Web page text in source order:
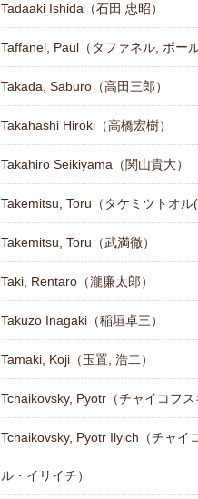
Tadaaki Ishida（石田 忠昭）
Taffanel, Paul（タファネル, ポール
Takada, Saburo（高田三郎）
Takahashi Hiroki（高橋宏樹）
Takahiro Seikiyama（関山貴大）
Takemitsu, Toru（タケミツトオル(
Takemitsu, Toru（武満徹）
Taki, Rentaro（瀧廉太郎）
Takuzo Inagaki（稲垣卓三）
Tamaki, Koji（玉置, 浩二）
Tchaikovsky, Pyotr（チャイコフス
Tchaikovsky, Pyotr Ilyich（チャイ
ル・イリイチ）